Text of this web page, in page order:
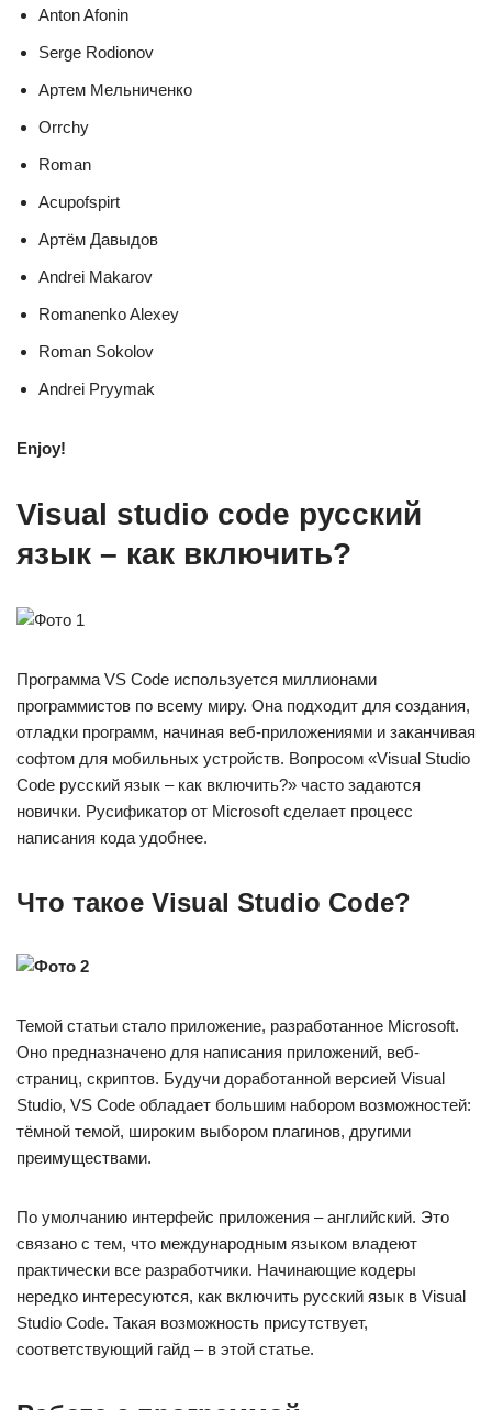
Anton Afonin
Serge Rodionov
Артем Мельниченко
Orrchy
Roman
Acupofspirt
Артём Давыдов
Andrei Makarov
Romanenko Alexey
Roman Sokolov
Andrei Pryymak
Enjoy!
Visual studio code русский
язык – как включить?
Программа VS Code используется миллионами
программистов по всему миру. Она подходит для создания,
отладки программ, начиная веб-приложениями и заканчивая
софтом для мобильных устройств. Вопросом «Visual Studio
Code русский язык – как включить?» часто задаются
новички. Русификатор от Microsoft сделает процесс
написания кода удобнее.
Что такое Visual Studio Code?
Темой статьи стало приложение, разработанное Microsoft.
Оно предназначено для написания приложений, веб-
страниц, скриптов. Будучи доработанной версией Visual
Studio, VS Code обладает большим набором возможностей:
тёмной темой, широким выбором плагинов, другими
преимуществами.
По умолчанию интерфейс приложения – английский. Это
связано с тем, что международным языком владеют
практически все разработчики. Начинающие кодеры
нередко интересуются, как включить русский язык в Visual
Studio Code. Такая возможность присутствует,
соответствующий гайд – в этой статье.